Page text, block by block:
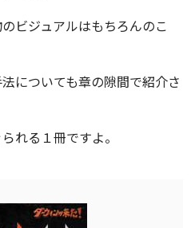
ビジュアルはもちろんのこ
についても章の隙間で紹介さ
れる１冊ですよ。